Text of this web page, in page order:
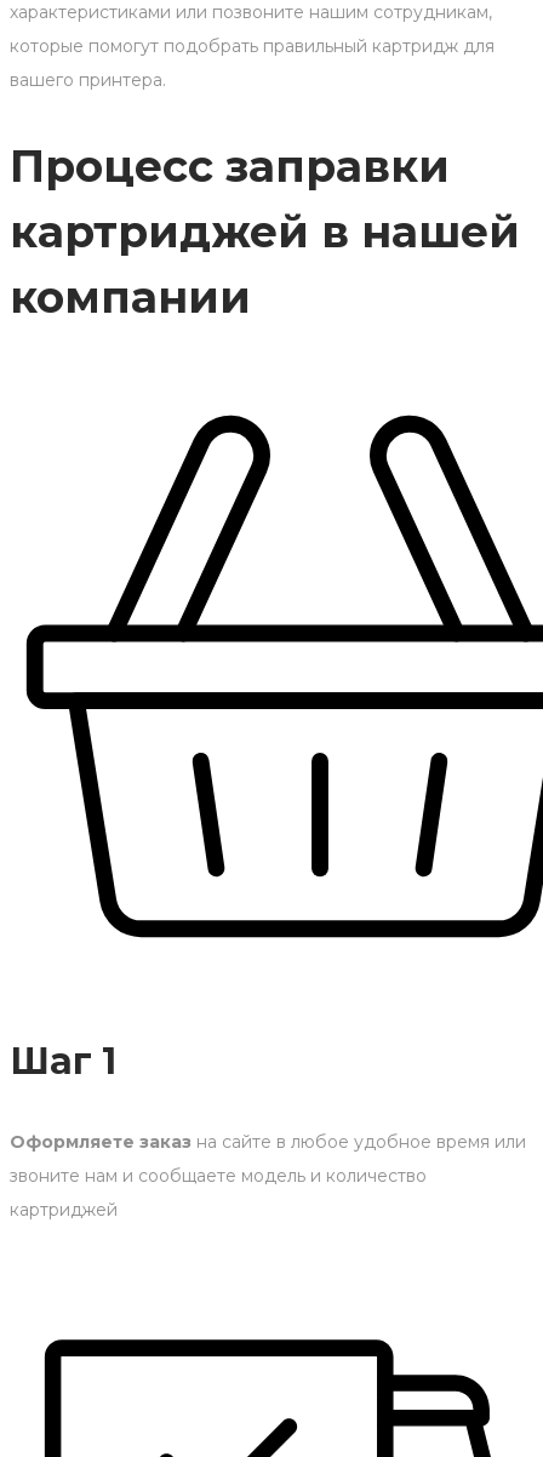
характеристиками или позвоните нашим сотрудникам,
которые помогут подобрать правильный картридж для
вашего принтера.
Процесс заправки
картриджей в нашей
компании
Шаг 1
Оформляете заказ на сайте в любое удобное время или
звоните нам и сообщаете модель и количество
картриджей